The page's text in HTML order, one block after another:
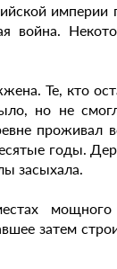
империи
война.
Те, кто
но не
проживал
годы.
засыхала.
мощного
затем